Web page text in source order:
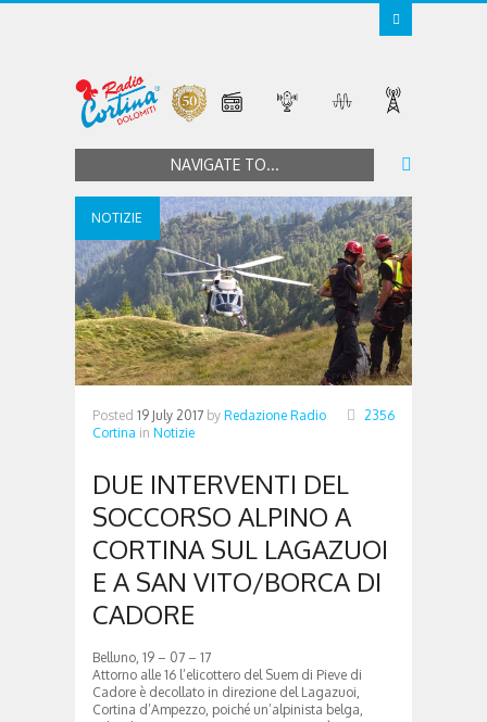
NAVIGATE TO...
NOTIZIE
Posted 19 July 2017 by Redazione Radio
Cortina in Notizie
2356
DUE INTERVENTI DEL
SOCCORSO ALPINO A
CORTINA SUL LAGAZUOI
E A SAN VITO/BORCA DI
CADORE
Belluno, 19 – 07 – 17
Attorno alle 16 l’elicottero del Suem di Pieve di
Cadore è decollato in direzione del Lagazuoi,
Cortina d’Ampezzo, poiché un’alpinista belga,